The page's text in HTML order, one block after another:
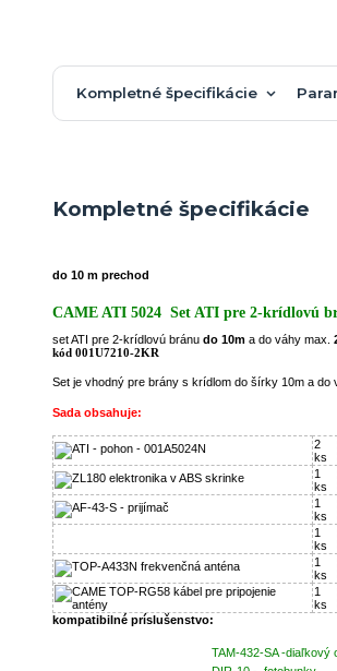
Kompletné špecifikácie
Kompletné špecifikácie
do 10 m prechod
CAME ATI 5024 Set ATI pre 2-krídlovú
set ATI pre 2-krídlovú bránu do 10m a do váhy max.
kód 001U7210-2KR
Set je vhodný pre brány s krídlom do šírky 10m a do
Sada obsahuje:
2
ks
1
ks
1
ks
1
ks
1
ks
1
ks
kompatibilné príslušenstvo:
TAM-432-SA -diaľkový